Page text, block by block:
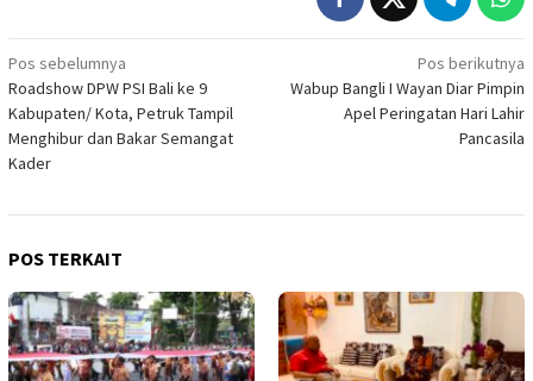
Navigasi
pos
Pos sebelumnya
Roadshow DPW PSI Bali ke 9
Kabupaten/ Kota, Petruk Tampil
Menghibur dan Bakar Semangat
Kader
Pos berikutnya
Wabup Bangli I Wayan Diar Pimpin
Apel Peringatan Hari Lahir
Pancasila
POS TERKAIT